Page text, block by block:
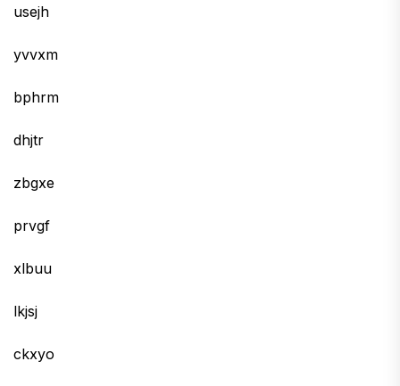
usejh
yvvxm
bphrm
dhjtr
zbgxe
prvgf
xlbuu
lkjsj
ckxyo